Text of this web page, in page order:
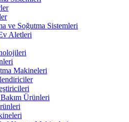
ve Soğutma Sistemleri
Aletleri
Makineleri
Ürünleri